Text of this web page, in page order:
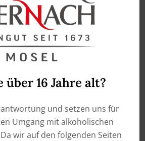
über 16 Jahre alt?
und setzen uns für
Umgang mit alkoholischen
wir auf den folgenden Seiten
2019 steht das Weingut
neuer Führung. Die Brüder
und Heinz-Rudolf Zenzen
Ziel gesetzt, die lange Tradition
erfolgreich fortzusetzen. Das
übernahm das Kloster die